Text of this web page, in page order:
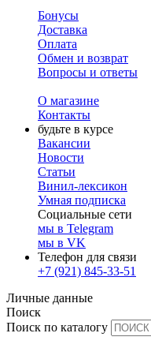
Бонусы
Доставка
Оплата
Обмен и возврат
Вопросы и ответы
О магазине
Контакты
будьте в курсе
Вакансии
Новости
Статьи
Винил-лексикон
Умная подписка
Социальные сети
мы в Telegram
мы в VK
Телефон для связи
+7 (921) 845-33-51
Личные данные
Поиск
Поиск по каталогу